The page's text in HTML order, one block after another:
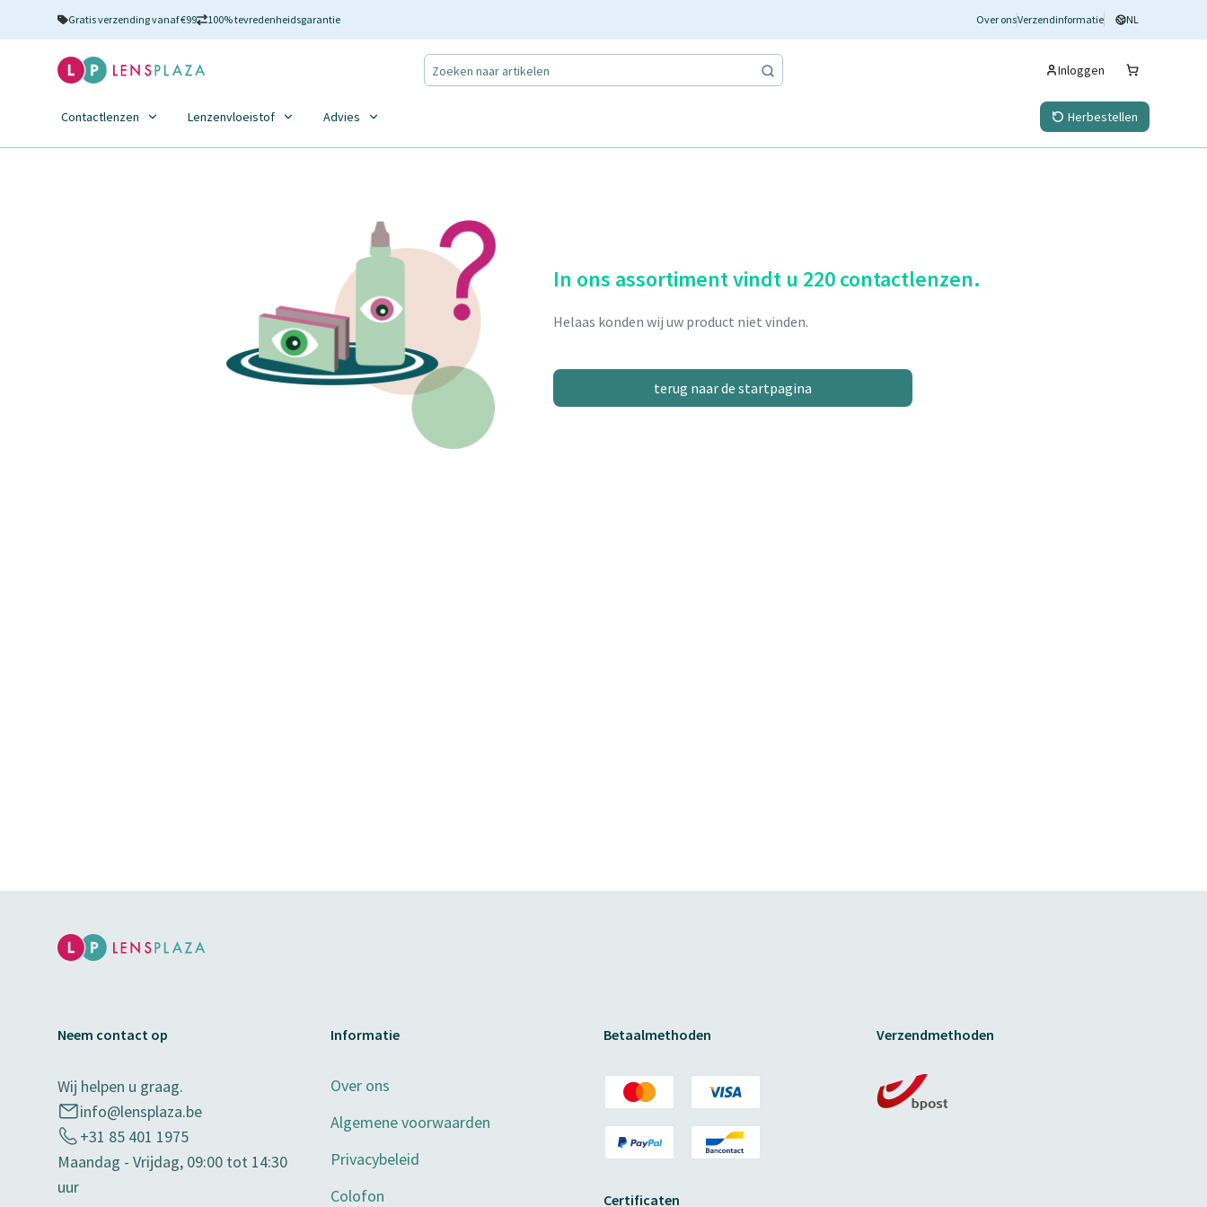
Gratis verzending vanaf €99 100% tevredenheidsgarantie Over onsVerzendinformatie NL
Inloggen
Contactlenzen Lenzenvloeistof Advies Herbestellen
In ons assortiment vindt u 220 contactlenzen.
Helaas konden wij uw product niet vinden.
terug naar de startpagina
Neem contact op
Wij helpen u graag.
info@lensplaza.be
+31 85 401 1975
Maandag - Vrijdag, 09:00 tot 14:30
uur
Informatie
Over ons
Algemene voorwaarden
Privacybeleid
Colofon
Betaalmethoden
Certificaten
Verzendmethoden